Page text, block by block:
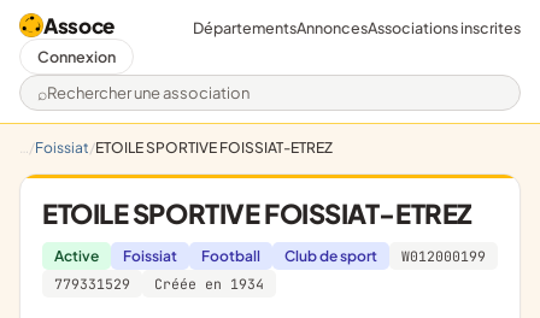
Assoce
Rechercher une association
DépartementsAnnoncesAssociations inscrites
Connexion
Foissiat ETOILE SPORTIVE FOISSIAT-ETREZ
ETOILE SPORTIVE FOISSIAT-ETREZ
Active Foissiat Football Club de sport
W012000199
779331529
Créée en 1934